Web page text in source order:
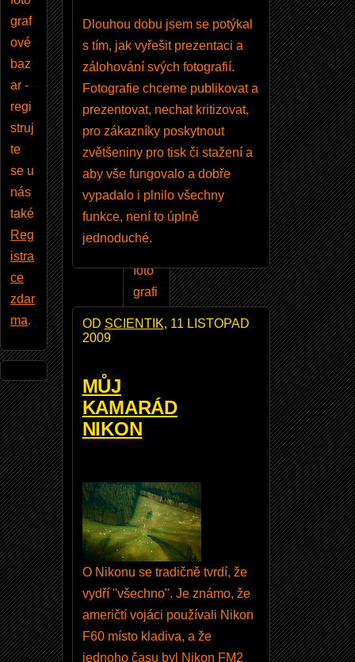
graf
ové
baz
ar -
regi
struj
te
se u
nás
také
Reg
istra
ce
zdar
ma.
Dlouhou dobu jsem se potýkal
s tím, jak vyřešit prezentaci a
zálohování svých fotografií.
Fotografie chceme publikovat a
prezentovat, nechat kritizovat,
pro zákazníky poskytnout
zvětšeniny pro tisk či stažení a
aby vše fungovalo a dobře
vypadalo i plnilo všechny
funkce, není to úplně
jednoduché.
OD SCIENTIK, 11 LISTOPAD
2009
MŮJ
KAMARÁD
NIKON
O Nikonu se tradičně tvrdí, že
vydří "všechno". Je známo, že
američtí vojáci používali Nikon
F60 místo kladiva, a že
jednoho času byl Nikon FM2
at
vklá
dat
kom
foto
grafi
ích
výh
od.
žijte
toho
, je
to
zdar
ma.
Uživ